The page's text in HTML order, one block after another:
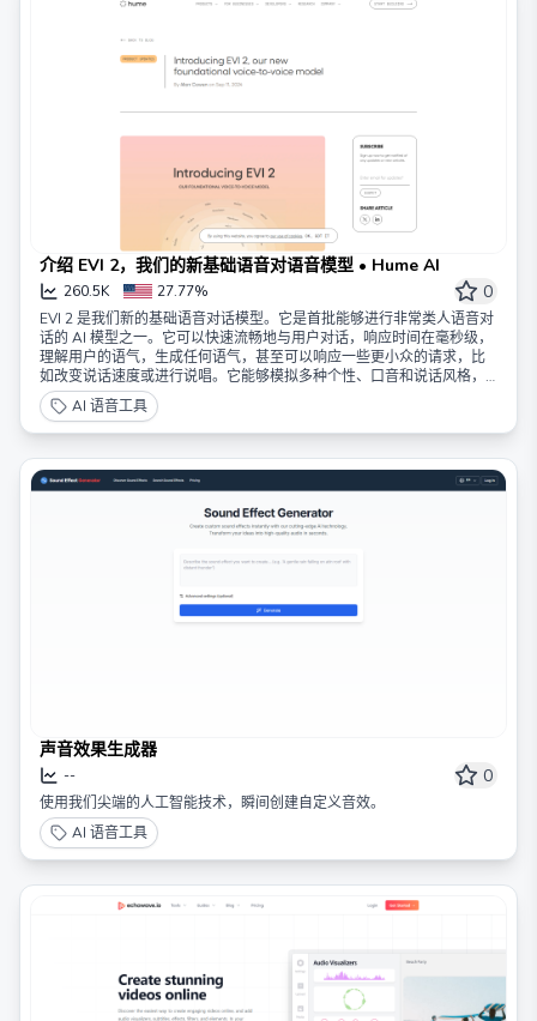
介绍 EVI 2，我们的新基础语音对语音模型 • Hume AI
260.5K 27.77% 0
EVI 2 是我们新的基础语音对话模型。它是首批能够进行非常类人语音对
话的 AI 模型之一。它可以快速流畅地与用户对话，响应时间在毫秒级，
理解用户的语气，生成任何语气，甚至可以响应一些更小众的请求，比
如改变说话速度或进行说唱。它能够模拟多种个性、口音和说话风格，
并具备新兴的多语言能力。
AI 语音工具
声音效果生成器
-- 0
使用我们尖端的人工智能技术，瞬间创建自定义音效。
AI 语音工具